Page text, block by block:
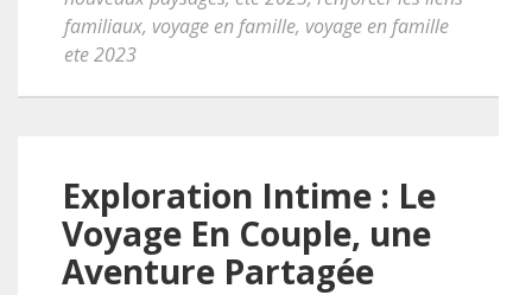
familiaux, voyage en famille, voyage en famille
ete 2023
Exploration Intime : Le
Voyage En Couple, une
Aventure Partagée